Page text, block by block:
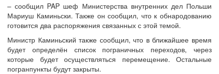
– сообщил PAP шеф Министерства внутренних дел Польши
Мариуш Каминьски. Также он сообщил, что к обнародованию
готовится два распоряжения связанных с этой темой.
Министр Каминьский также сообщил, что в ближайшее время
будет определён список пограничных переходов, через
которые будет осуществляться перемещение. Остальные
погранпункты будут закрыты.